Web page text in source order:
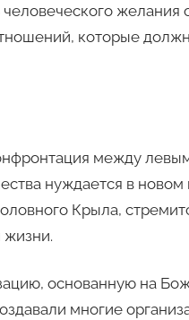
которые
между
нуждается в
Крыла,
жизни.
основанную на
многие